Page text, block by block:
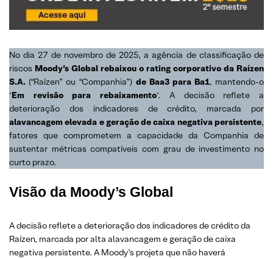
No dia 27 de novembro de 2025, a agência de classificação de
riscos Moody’s Global rebaixou o rating corporativo da Raízen
S.A. (“Raízen” ou “Companhia”) de Baa3 para Ba1, mantendo-o
‘Em revisão para rebaixamento‘. A decisão reflete a
deterioração dos indicadores de crédito, marcada por
alavancagem elevada e geração de caixa negativa persistente,
fatores que comprometem a capacidade da Companhia de
sustentar métricas compatíveis com grau de investimento no
curto prazo.
Visão da Moody’s Global
A decisão reflete a deterioração dos indicadores de crédito da
Raízen, marcada por alta alavancagem e geração de caixa
negativa persistente. A Moody’s projeta que não haverá